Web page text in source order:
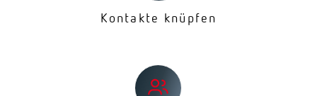
Kontakte knüpfen